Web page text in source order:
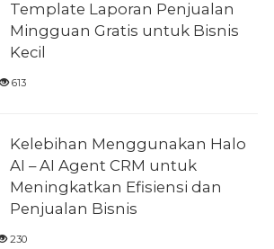
Template Laporan Penjualan
Mingguan Gratis untuk Bisnis
Kecil
613
Kelebihan Menggunakan Halo
AI – AI Agent CRM untuk
Meningkatkan Efisiensi dan
Penjualan Bisnis
230